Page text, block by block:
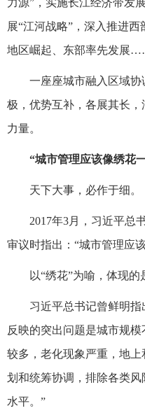
展“江河战略”，深入推进
地区崛起、东部率先发展
一座座城市融入区域
极，优势互补，各展其长
力量。
“城市管理应该像绣花
天下大事，必作于细。
2017年3月，习近平总
审议时指出：“城市管理应
以“绣花”为喻，体现的
习近平总书记曾鲜明
反映的突出问题是城市规
较多，老化现象严重，地
划和统筹协调，排除各类
水平。”